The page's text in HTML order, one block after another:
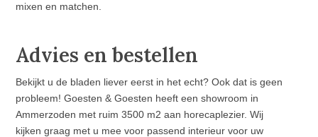
mixen en matchen.
Advies en bestellen
Bekijkt u de bladen liever eerst in het echt? Ook dat is geen
probleem! Goesten & Goesten heeft een showroom in
Ammerzoden met ruim 3500 m2 aan horecaplezier. Wij
kijken graag met u mee voor passend interieur voor uw